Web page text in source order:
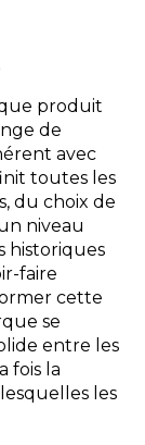
produit
de
avec
toutes les
du choix de
niveau
historiques
faire
cette
se
entre les
fois la
les